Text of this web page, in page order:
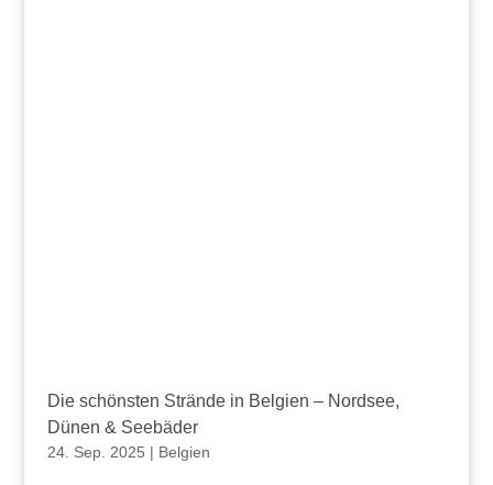
Die schönsten Strände in Belgien – Nordsee,
Dünen & Seebäder
24. Sep. 2025 | Belgien